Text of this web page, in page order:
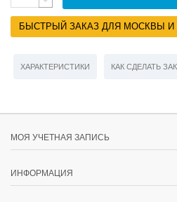
БЫСТРЫЙ ЗАКАЗ ДЛЯ МОСКВЫ
ХАРАКТЕРИСТИКИ КАК СДЕЛАТЬ
МОЯ УЧЕТНАЯ ЗАПИСЬ
ИНФОРМАЦИЯ